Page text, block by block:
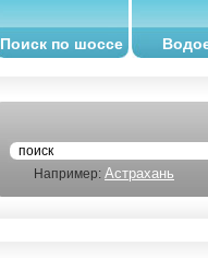
Поиск по шоссе
Например: Астрахань